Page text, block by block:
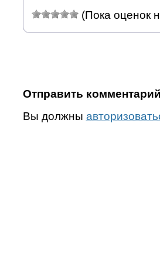
(Пока оценок
Отправить комментарий
Вы должны